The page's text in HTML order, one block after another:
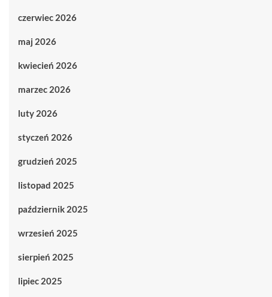
czerwiec 2026
maj 2026
kwiecień 2026
marzec 2026
luty 2026
styczeń 2026
grudzień 2025
listopad 2025
październik 2025
wrzesień 2025
sierpień 2025
lipiec 2025